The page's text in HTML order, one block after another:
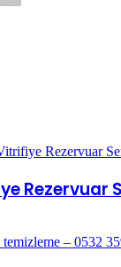
Rezervuar